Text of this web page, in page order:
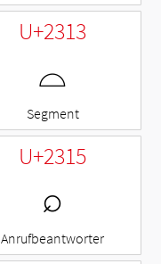
U+2313
⌓
Segment
U+2315
⌕
Anrufbeantworter